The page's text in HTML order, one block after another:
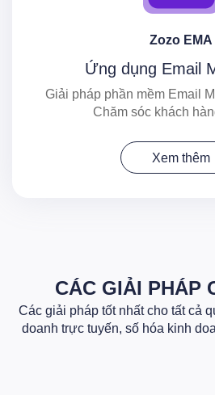
Zozo EMA
Ứng dụng Email
Giải pháp phần mềm Email
Chăm sóc khách
Xem thêm
CÁC GIẢI PHÁP
Các giải pháp tốt nhất cho tất cả
doanh trực tuyến, số hóa kinh